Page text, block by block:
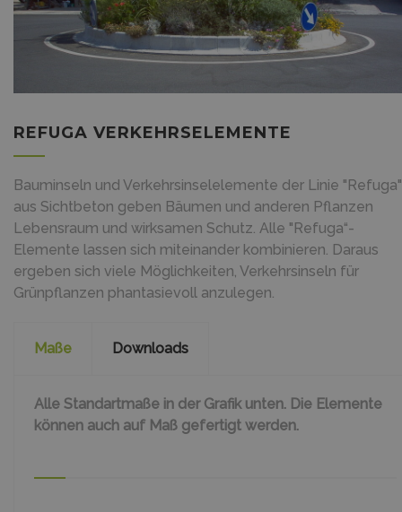
REFUGA VERKEHRSELEMENTE
Bauminseln und Verkehrsinselelemente der Linie "Refuga"
aus Sichtbeton geben Bäumen und anderen Pflanzen
Lebensraum und wirksamen Schutz. Alle "Refuga“-
Elemente lassen sich miteinander kombinieren. Daraus
ergeben sich viele Möglichkeiten, Verkehrsinseln für
Grünpflanzen phantasievoll anzulegen.
Maße Downloads
Alle Standartmaße in der Grafik unten. Die Elemente
können auch auf Maß gefertigt werden.